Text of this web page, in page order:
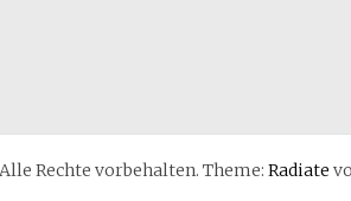
Rechte vorbehalten. Theme: Radiate